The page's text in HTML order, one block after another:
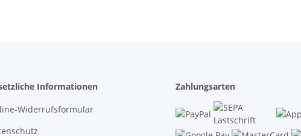
Informationen
Widerrufsformular
Zahlungsarten